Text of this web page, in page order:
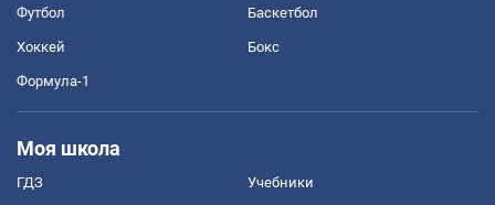
Футбол Баскетбол
Хоккей Бокс
Формула-1
Моя школа
ГДЗ Учебники